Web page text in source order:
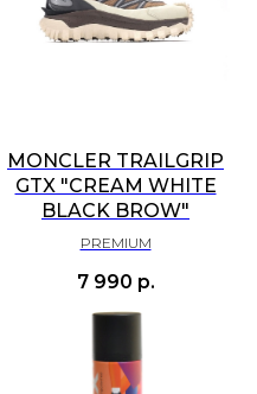
MONCLER TRAILGRIP
GTX "CREAM WHITE
BLACK BROW"
PREMIUM
7 990 р.